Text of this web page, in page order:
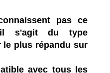
pas ce
s'agit du type
le plus répandu sur
avec tous les